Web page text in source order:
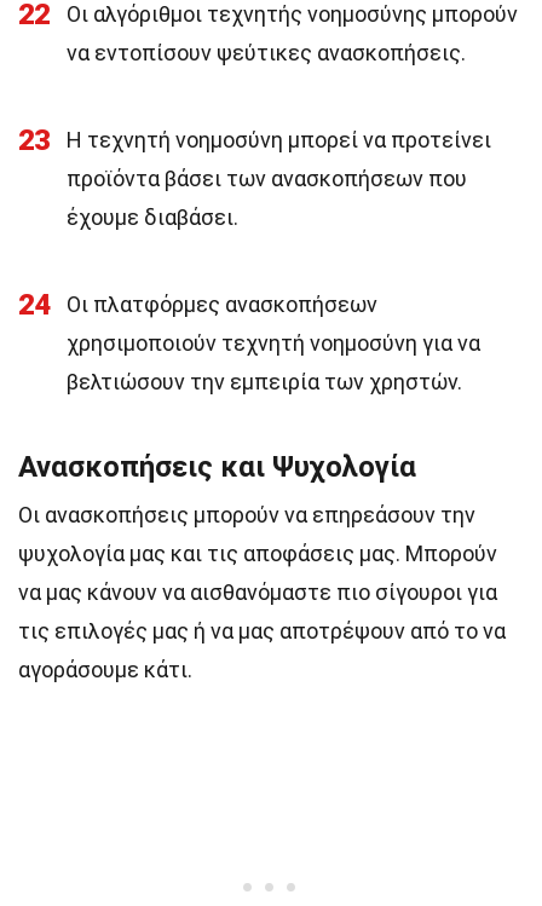
22
Οι αλγόριθμοι τεχνητής νοημοσύνης μπορούν
να εντοπίσουν ψεύτικες ανασκοπήσεις.
23
Η τεχνητή νοημοσύνη μπορεί να προτείνει
προϊόντα βάσει των ανασκοπήσεων που
έχουμε διαβάσει.
24
Οι πλατφόρμες ανασκοπήσεων
χρησιμοποιούν τεχνητή νοημοσύνη για να
βελτιώσουν την εμπειρία των χρηστών.
Ανασκοπήσεις και Ψυχολογία
Οι ανασκοπήσεις μπορούν να επηρεάσουν την
ψυχολογία μας και τις αποφάσεις μας. Μπορούν
να μας κάνουν να αισθανόμαστε πιο σίγουροι για
τις επιλογές μας ή να μας αποτρέψουν από το να
αγοράσουμε κάτι.